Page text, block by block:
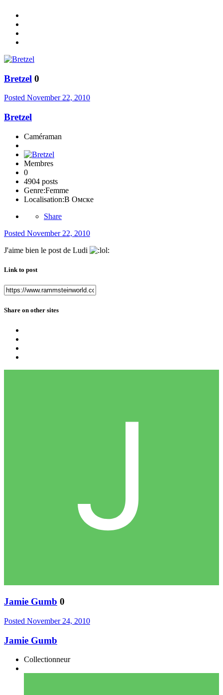
Bretzel 0
Posted November 22, 2010
Bretzel
Caméraman
Membres
0
4904 posts
Genre:Femme
Localisation:В Омске
Share
Posted November 22, 2010
J'aime bien le post de Ludi
Link to post
Share on other sites
Jamie Gumb 0
Posted November 24, 2010
Jamie Gumb
Collectionneur